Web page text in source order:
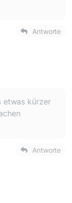
Antworte
etwas kürzer
Antworte